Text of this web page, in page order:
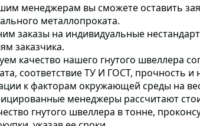
менеджерам вы сможете оставить
металлопроката.
заказы на индивидуальные
заказчика.
качество нашего гнутого швеллера
, соответствие ТУ И ГОСТ, прочность и
к факторам окружающей среды на
менеджеры рассчитают
гнутого швеллера в тонне,